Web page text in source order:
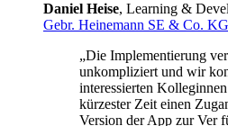
Daniel Heise, Learning &
Gebr. Heinemann SE & Co. KG
„Die Implementierung
unkompliziert und wir
interessierten
kürzester Zeit einen
Version der App zur Ver